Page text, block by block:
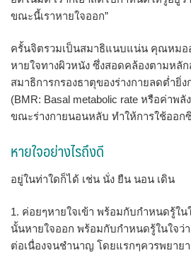
ขณะนี้เราหายใจออก”
ครั้นจิตรวมเป็นสมาธิแนบแน่น คุณหมออ
หายใจทางผิวหนัง ซึ่งสอดคล้องตามหลัก
สมาธิการกรองธาตุของร่างกายลดต่ำยิ่
(BMR: Basal metabolic rate หรือค่าพลั
ขณะร่างกายนอนหลับ ทำให้การใช้ออก
หายใจอย่างไรถึงดี
อยู่ในท่าใดก็ได้ เช่น นั่ง ยืน นอน เดิน
1. ค่อยๆหายใจเข้า พร้อมกับกำหนดรู้ใน
นั้นหายใจออก พร้อมกับกำหนดรู้ในใจว่
ต่อเนื่องจนชำนาญ โดยแรกๆควรพยาย